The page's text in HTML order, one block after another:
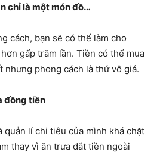
chỉ là một món đồ…
cách, bạn sẽ có thể làm cho
gấp trăm lần. Tiền có thể mua
nhưng phong cách là thứ vô giá.
đồng tiền
quản lí chi tiêu của mình khá chặt
thay vì ăn trưa đắt tiền ngoài